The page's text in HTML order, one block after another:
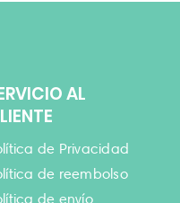
AL
de Privacidad
de reembolso
de envío